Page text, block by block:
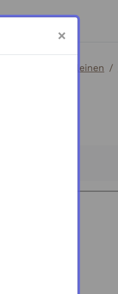
Yleinen
×